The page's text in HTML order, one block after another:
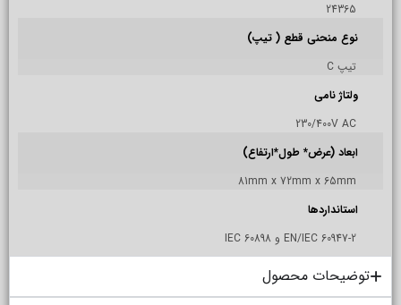
24365
نوع منحنی قطع ( تیپ)
تیپ C
ولتاژ نامی
230/400V AC
ابعاد (عرض* طول*ارتفاع)
81mm x 72mm x 65mm
استانداردها
EN/IEC 60947-2 و IEC 60898
توضیحات محصول